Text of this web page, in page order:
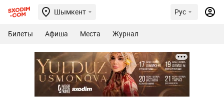
Шымкент Рус
Билеты Афиша Места Журнал